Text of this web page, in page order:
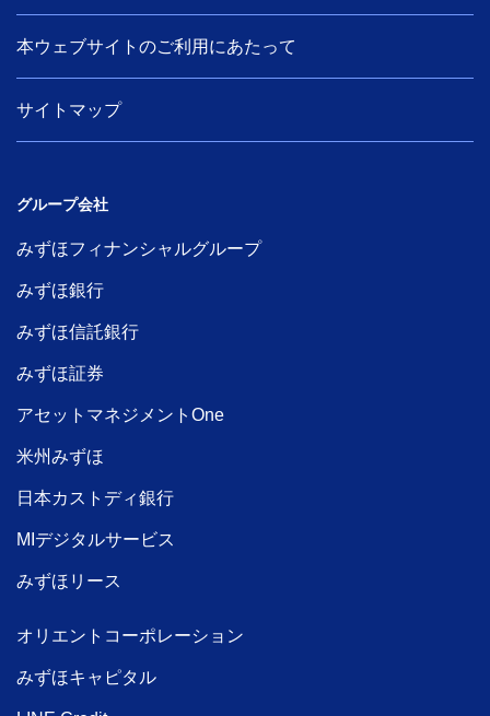
本ウェブサイトのご利用にあたって
サイトマップ
グループ会社
みずほフィナンシャルグループ
みずほ銀行
みずほ信託銀行
みずほ証券
アセットマネジメントOne
米州みずほ
日本カストディ銀行
MIデジタルサービス
みずほリース
オリエントコーポレーション
みずほキャピタル